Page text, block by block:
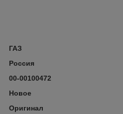
ГАЗ
Россия
00-00100472
Новое
Оригинал